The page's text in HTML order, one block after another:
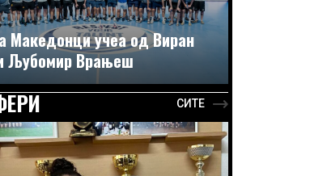
Македонци учеа од Виран
Љубомир Врањеш
СИТЕ